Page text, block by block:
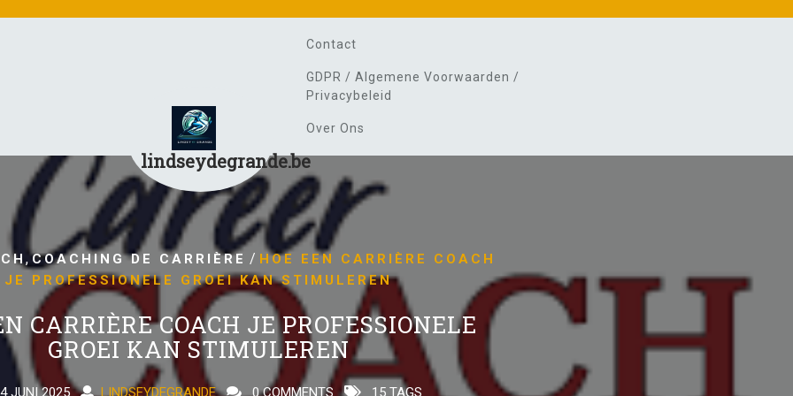
lindseydegrande.be
Contact
GDPR / Algemene Voorwaarden /
Privacybeleid
Over Ons
,COACHING DE CARRIÈRE / HOE EEN CARRIÈRE COACH
JE PROFESSIONELE GROEI KAN STIMULEREN
CARRIÈRE COACH JE PROFESSIONELE
GROEI KAN STIMULEREN
JUNI 2025 LINDSEYDEGRANDE 0 COMMENTS 15 TAGS